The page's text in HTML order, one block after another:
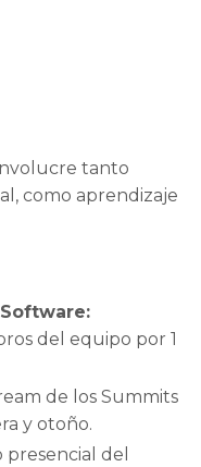
tanto
como aprendizaje
del equipo por 1
de los Summits
y otoño.
del